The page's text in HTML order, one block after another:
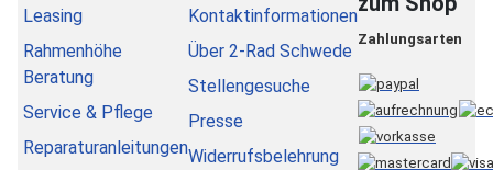
Leasing
Rahmenhöhe
Beratung
Service & Pflege
Reparaturanleitungen
Kontaktinformationen
Über 2-Rad Schwede
Stellengesuche
Presse
Widerrufsbelehrung
Zahlungsarten